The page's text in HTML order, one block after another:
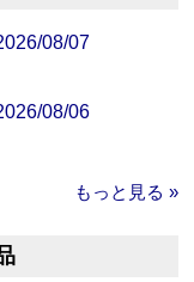
08/07
08/06
もっと見る »